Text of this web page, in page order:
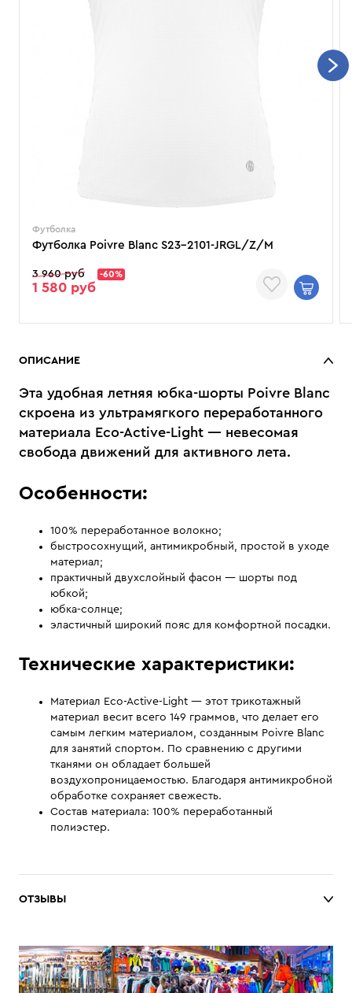
Футболка
Футболка Poivre Blanc S23-2101-JRGL/Z/M
3 960 руб -60%
1 580 руб
ОПИСАНИЕ
Эта удобная летняя юбка-шорты Poivre Blanc
скроена из ультрамягкого переработанного
материала Eco-Active-Light — невесомая
свобода движений для активного лета.
Особенности:
100% переработанное волокно;
быстросохнущий, антимикробный, простой в уходе
материал;
практичный двухслойный фасон — шорты под
юбкой;
юбка-солнце;
эластичный широкий пояс для комфортной посадки.
Технические характеристики:
Материал Eco-Active-Light — этот трикотажный
материал весит всего 149 граммов, что делает его
самым легким материалом, созданным Poivre Blanc
для занятий спортом. По сравнению с другими
тканями он обладает большей
воздухопроницаемостью. Благодаря антимикробной
обработке сохраняет свежесть.
Состав материала: 100% переработанный
полиэстер.
ОТЗЫВЫ